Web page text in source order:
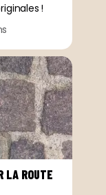
!
LA ROUTE